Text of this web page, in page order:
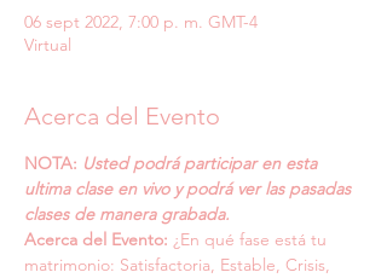
06 sept 2022, 7:00 p. m. GMT-4
Virtual
Acerca del Evento
NOTA: Usted podrá participar en esta
ultima clase en vivo y podrá ver las pasadas
clases de manera grabada.
Acerca del Evento: ¿En qué fase está tu
matrimonio: Satisfactoria, Estable, Crisis,